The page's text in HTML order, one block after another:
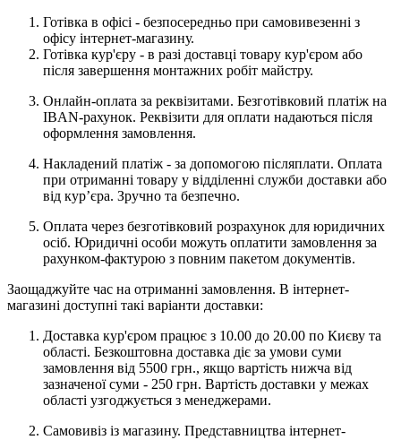
Готівка в офісі - безпосередньо при самовивезенні з
офісу інтернет-магазину.
Готівка кур'єру - в разі доставці товару кур'єром або
після завершення монтажних робіт майстру.
Онлайн-оплата за реквізитами. Безготівковий платіж на
IBAN-рахунок. Реквізити для оплати надаються після
оформлення замовлення.
Накладений платіж - за допомогою післяплати. Оплата
при отриманні товару у відділенні служби доставки або
від кур’єра. Зручно та безпечно.
Оплата через безготівковий розрахунок для юридичних
осіб. Юридичні особи можуть оплатити замовлення за
рахунком-фактурою з повним пакетом документів.
Заощаджуйте час на отриманні замовлення. В інтернет-
магазині доступні такі варіанти доставки:
Доставка кур'єром працює з 10.00 до 20.00 по Києву та
області. Безкоштовна доставка діє за умови суми
замовлення від 5500 грн., якщо вартість нижча від
зазначеної суми - 250 грн. Вартість доставки у межах
області узгоджується з менеджерами.
Самовивіз із магазину. Представництва інтернет-